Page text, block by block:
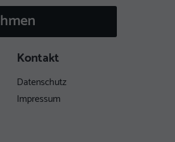
Kontakt
Datenschutz
Impressum